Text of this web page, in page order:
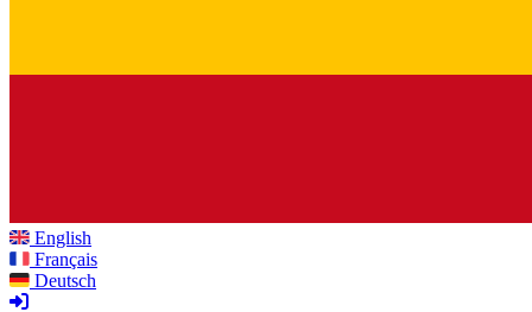
English
Français
Deutsch